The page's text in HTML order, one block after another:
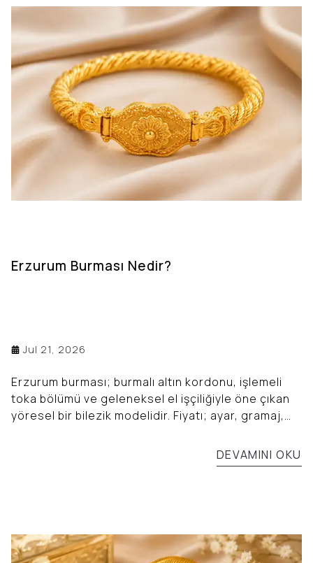
Erzurum Burması Nedir?
Jul 21, 2026
Erzurum burması; burmalı altın kordonu, işlemeli
toka bölümü ve geleneksel el işçiliğiyle öne çıkan
yöresel bir bilezik modelidir. Fiyatı; ayar, gramaj,
DEVAMINI OKU